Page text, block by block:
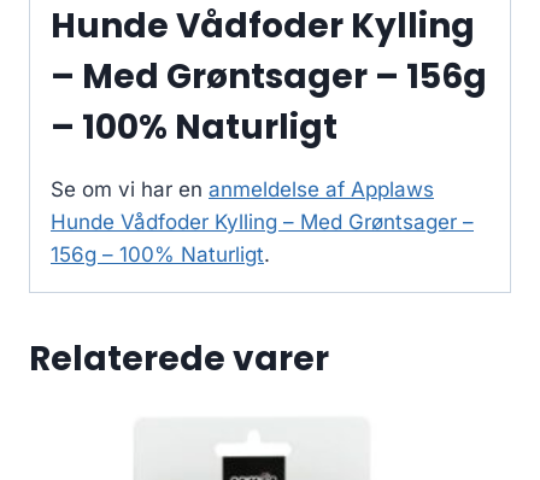
Hunde Vådfoder Kylling
– Med Grøntsager – 156g
– 100% Naturligt
Se om vi har en anmeldelse af Applaws
Hunde Vådfoder Kylling – Med Grøntsager –
156g – 100% Naturligt.
Relaterede varer